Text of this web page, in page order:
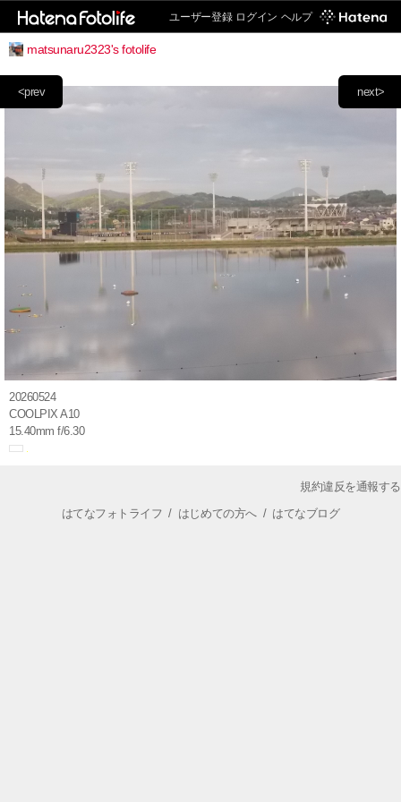
ユーザー登録 ログイン ヘルプ
matsunaru2323's fotolife
next>
<prev
20260524
COOLPIX A10
15.40mm f/6.30
規約違反を通報する
はてなフォトライフ / はじめての方へ/ はてなブログ